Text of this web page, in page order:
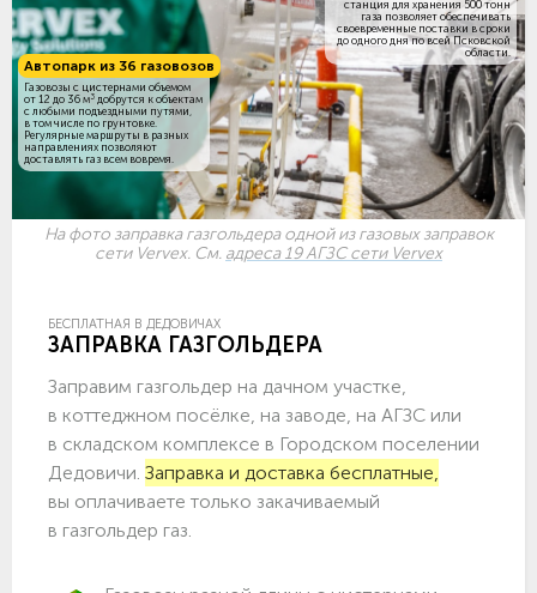
станция для хранения 500 тонн
газа позволяет обеспечивать
своевременные поставки в сроки
до одного дня по всей Псковской
области.
Автопарк из 36 газовозов
Газовозы с цистернами объемом
от 12 до 36 м3 добрутся к объектам
c любыми подъездными путями,
в том числе по грунтовке.
Регулярные маршруты в разных
направлениях позволяют
доставлять газ всем вовремя.
На фото заправка газгольдера одной из газовых заправок
сети Vervex. См. адреса 19 АГЗС сети Vervex
БЕСПЛАТНАЯ В ДЕДОВИЧАХ
ЗАПРАВКА ГАЗГОЛЬДЕРА
Заправим газгольдер на дачном участке,
в коттеджном посёлке, на заводе, на АГЗС или
в складском комплексе в Городском поселении
Дедовичи. Заправка и доставка бесплатные,
вы оплачиваете только закачиваемый
в газгольдер газ.